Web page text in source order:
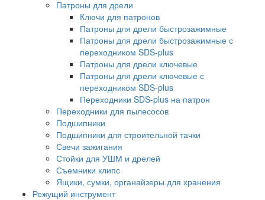
Патроны для дрели
Ключи для патронов
Патроны для дрели быстрозажимные
Патроны для дрели быстрозажимные с
переходником SDS-plus
Патроны для дрели ключевые
Патроны для дрели ключевые с
переходником SDS-plus
Переходники SDS-plus на патрон
Переходники для пылесосов
Подшипники
Подшипники для строительной тачки
Свечи зажигания
Стойки для УШМ и дрелей
Съемники клипс
Ящики, сумки, органайзеры для хранения
Режущий инструмент